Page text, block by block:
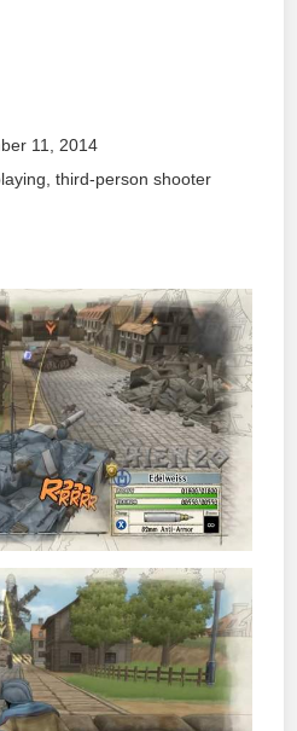
11, 2014
third-person shooter